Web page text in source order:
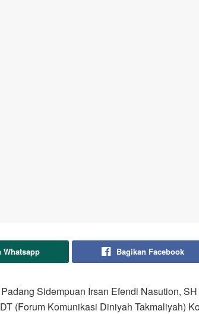
Whatsapp Bagikan Facebook
Sidempuan Irsan Efendi Nasution,
(Forum Komunikasi Diniyah Takmaliyah)